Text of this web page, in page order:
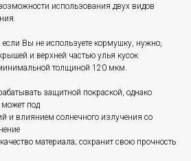
использования двух видов
если Вы не используете кормушку, нужно,
и верхней частью улья кусок
толщиной 120 мкм.
защитной покраской, однако
под
и влиянием солнечного излучения со
материала; сохранит свою прочность